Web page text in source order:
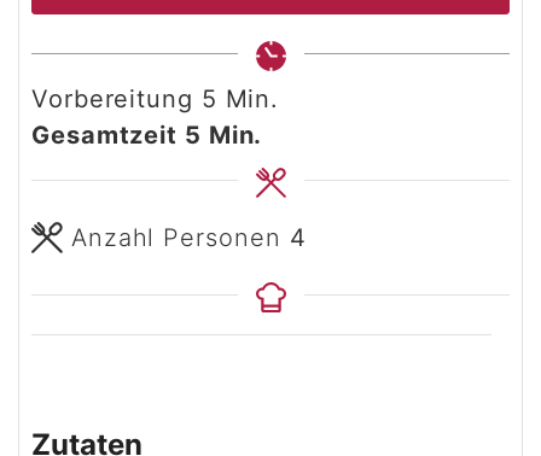
Vorbereitung 5 Minuten
Min.
Gesamtzeit 5 Minuten
Min.
Anzahl Personen 4
Zutaten